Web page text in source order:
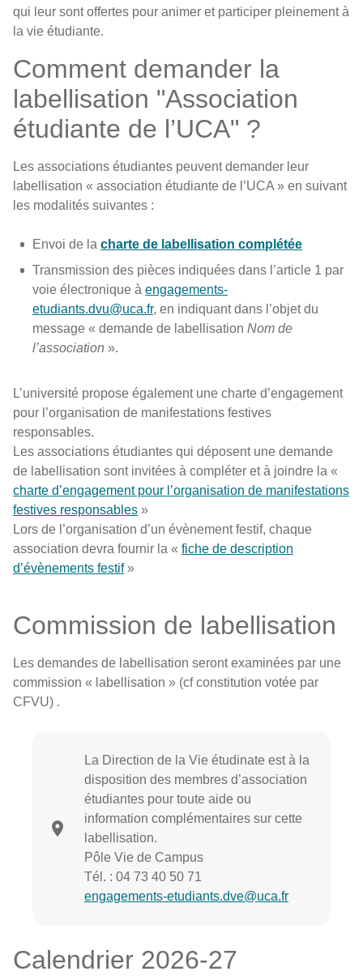
qui leur sont offertes pour animer et participer pleinement à
la vie étudiante.
Comment demander la
labellisation "Association
étudiante de l’UCA" ?
Les associations étudiantes peuvent demander leur
labellisation « association étudiante de l’UCA » en suivant
les modalités suivantes :
Envoi de la charte de labellisation complétée
Transmission des pièces indiquées dans l’article 1 par
voie électronique à engagements-
etudiants.dvu@uca.fr, en indiquant dans l’objet du
message « demande de labellisation Nom de
l’association ».
L’université propose également une charte d’engagement
pour l’organisation de manifestations festives
responsables.
Les associations étudiantes qui déposent une demande
de labellisation sont invitées à compléter et à joindre la «
charte d’engagement pour l’organisation de manifestations
festives responsables »
Lors de l’organisation d’un évènement festif, chaque
association devra fournir la « fiche de description
d’évènements festif»
Commission de labellisation
Les demandes de labellisation seront examinées par une
commission « labellisation » (cf constitution votée par
CFVU) .
La Direction de la Vie étudinate est à la
disposition des membres d’association
étudiantes pour toute aide ou
information complémentaires sur cette
labellisation.
Pôle Vie de Campus
Tél. : 04 73 40 50 71
engagements-etudiants.dve@uca.fr
Calendrier 2026-27